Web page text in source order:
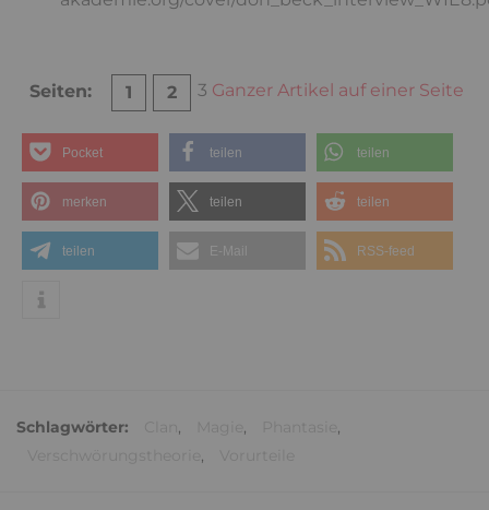
Seiten: 1 2 3 Ganzer Artikel auf einer Seite
Pocket teilen teilen
merken teilen teilen
teilen E-Mail RSS-feed
Schlagwörter: , ,
,
,